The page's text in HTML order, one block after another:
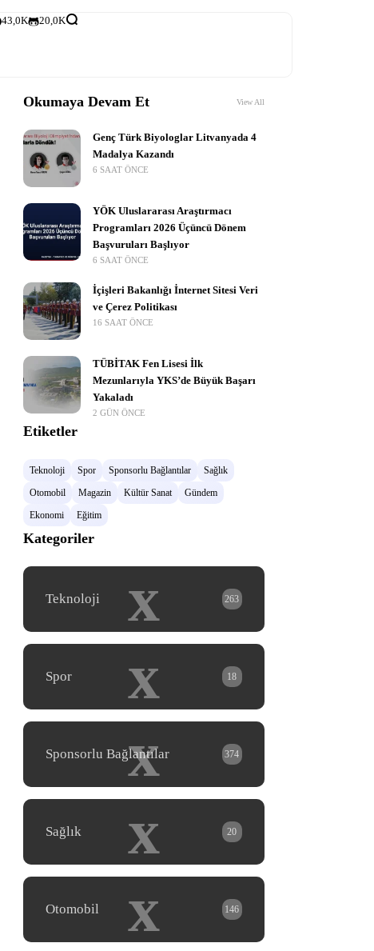
43,0K 20,0K
Okumaya Devam Et View All
Genç Türk Biyologlar Litvanyada 4
Madalya Kazandı
6 SAAT ÖNCE
YÖK Uluslararası Araştırmacı
Programları 2026 Üçüncü Dönem
Başvuruları Başlıyor
6 SAAT ÖNCE
İçişleri Bakanlığı İnternet Sitesi Veri
ve Çerez Politikası
16 SAAT ÖNCE
TÜBİTAK Fen Lisesi İlk
Mezunlarıyla YKS’de Büyük Başarı
Yakaladı
2 GÜN ÖNCE
Etiketler
Teknoloji Spor Sponsorlu Bağlantılar
Sağlık
Otomobil
Magazin Kültür Sanat
Gündem
Ekonomi
Eğitim
Kategoriler
x
Teknoloji 263
x
Spor 18
x
Sponsorlu Bağlantılar 374
x
Sağlık 20
x
Otomobil 146